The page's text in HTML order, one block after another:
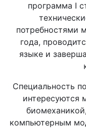
программа I
потребностями
года,
языке и
Специальность
интересуются
компьютерным